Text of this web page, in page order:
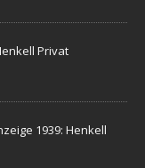
Privat
1939: Henkell